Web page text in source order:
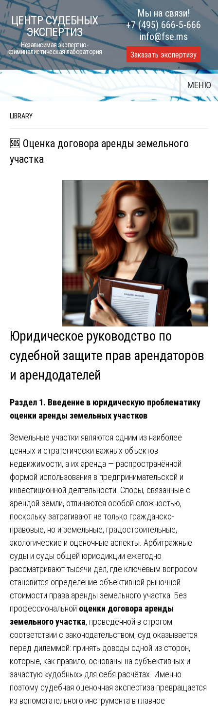
Skip
to
content
ЦЕНТР СУДЕБНЫХ
ЭКСПЕРТИЗ
Независимая экспертно-
криминалистическая лаборатория
Мы на связи!
+7 (495) 666-5-666
info@fse.ms
Заказать экспертизу
МЕНЮ
LIBRARY
🆘 Оценка договора аренды земельного
участка
Юридическое руководство по
судебной защите прав арендаторов
и арендодателей
Раздел 1. Введение в юридическую проблематику
оценки аренды земельных участков
Земельные участки являются одним из наиболее
ценных и стратегически важных объектов
недвижимости, а их аренда — распространённой
формой использования в предпринимательской и
инвестиционной деятельности. Споры, связанные с
арендой земли, отличаются особой сложностью,
поскольку затрагивают не только гражданско-
правовые, но и земельные, градостроительные,
экологические и оценочные аспекты. Арбитражные
суды и суды общей юрисдикции ежегодно
рассматривают тысячи дел, где ключевым вопросом
становится определение объективной рыночной
стоимости права аренды земельного участка. Без
профессиональной оценки договора аренды
земельного участка, проведённой в строгом
соответствии с законодательством, суд оказывается
перед дилеммой: принять доводы одной из сторон,
которые, как правило, основаны на субъективных и
зачастую «удобных» для себя расчётах. Именно
поэтому судебная оценочная экспертиза превращается
из вспомогательного инструмента в главное